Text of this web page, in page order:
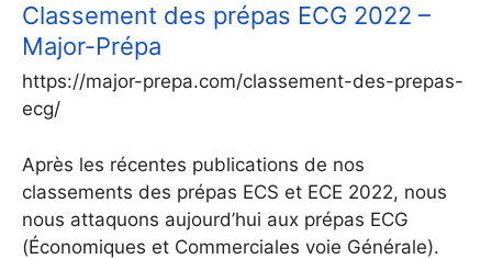
Classement des prépas ECG 2022 –
Major-Prépa
https://major-prepa.com/classement-des-prepas-
ecg/
Après les récentes publications de nos
classements des prépas ECS et ECE 2022, nous
nous attaquons aujourd’hui aux prépas ECG
(Économiques et Commerciales voie Générale).